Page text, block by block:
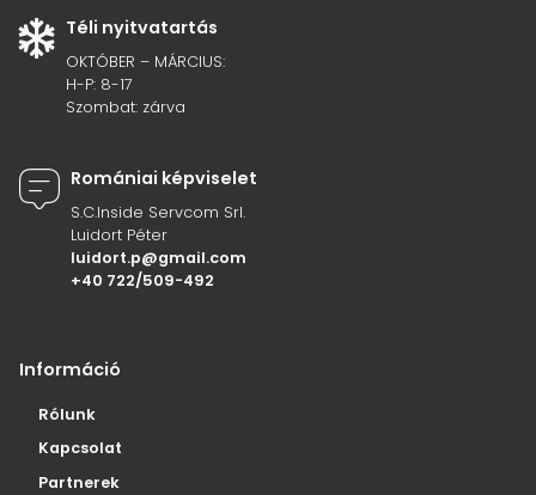
Téli nyitvatartás
OKTÓBER – MÁRCIUS:
H-P: 8-17
Szombat: zárva
Romániai képviselet
S.C.Inside Servcom Srl.
Luidort Péter
luidort.p@gmail.com
+40 722/509-492
Információ
Rólunk
Kapcsolat
Partnerek